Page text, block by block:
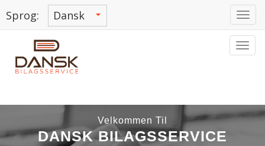
Sprog:
Velkommen Til
DANSK BILAGSSERVICE